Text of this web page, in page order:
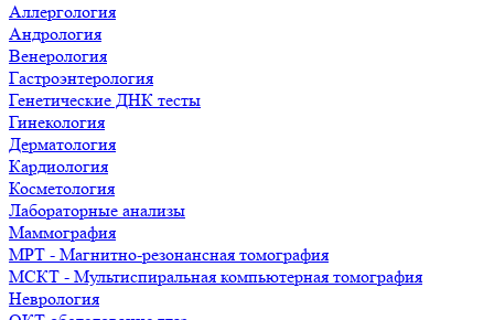
Аллергология
Андрология
Венерология
Гастроэнтерология
Генетические ДНК тесты
Гинекология
Дерматология
Кардиология
Косметология
Лабораторные анализы
Маммография
МРТ - Магнитно-резонансная томография
МСКТ - Мультиспиральная компьютерная томография
Неврология